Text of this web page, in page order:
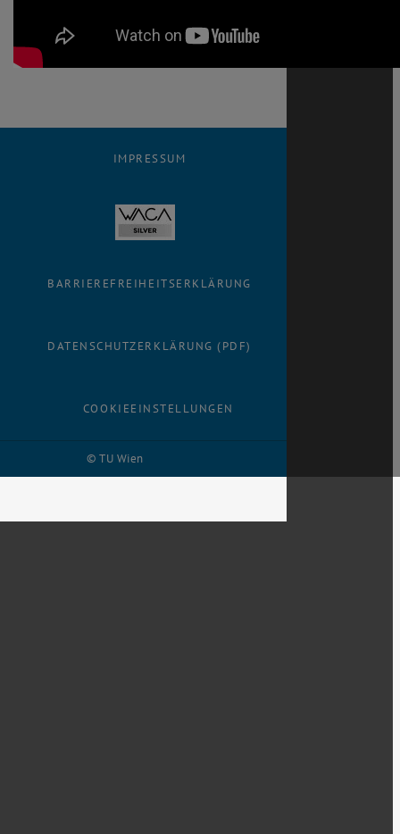
© TU Wien
IMPRESSUM
BARRIEREFREIHEITSERKLÄRUNG
DATENSCHUTZERKLÄRUNG (PDF)
COOKIEEINSTELLUNGEN